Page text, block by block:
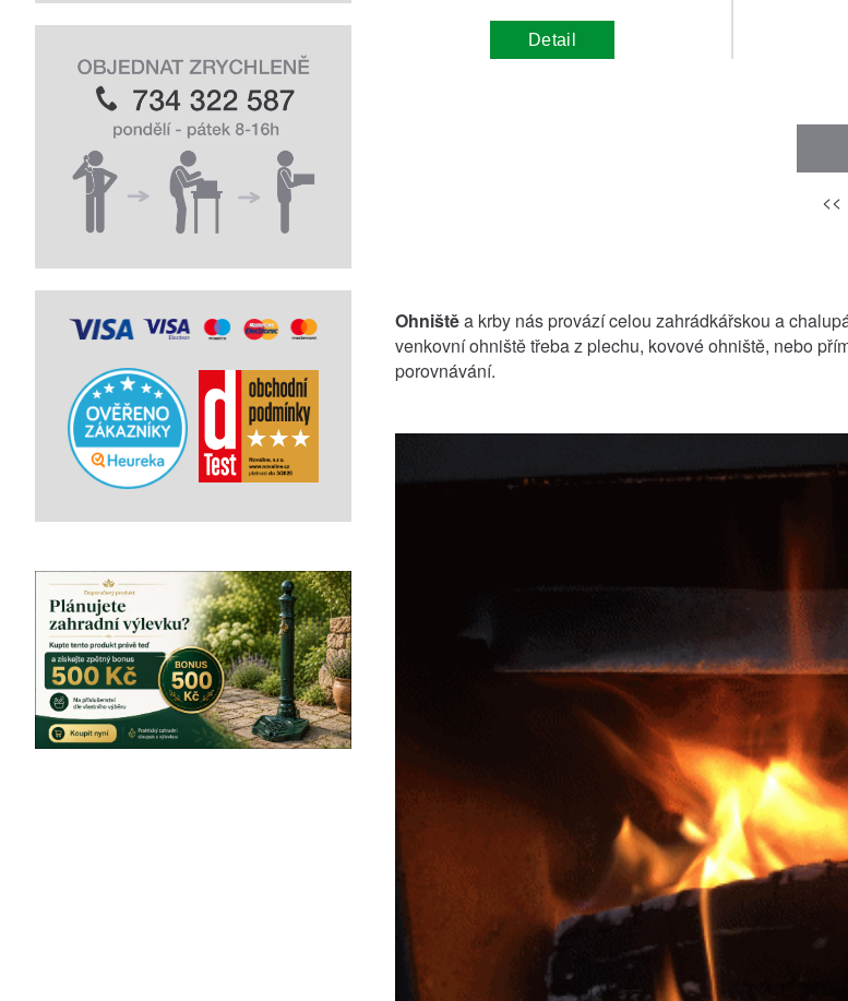
Detail
Ohništěa krby nás provází celou zahrádkářskou a
venkovní ohniště třeba z plechu, kovové ohniště, nebo
porovnávání.